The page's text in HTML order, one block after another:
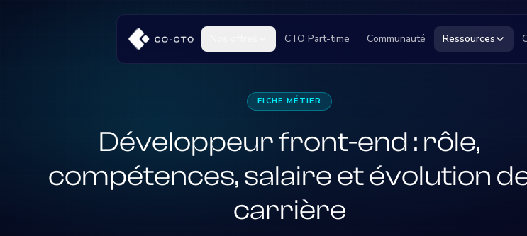
CTO Part-time Communauté Ressources
FICHE MÉTIER
Développeur front-end : rôle,
compétences, salaire et évolution
carrière